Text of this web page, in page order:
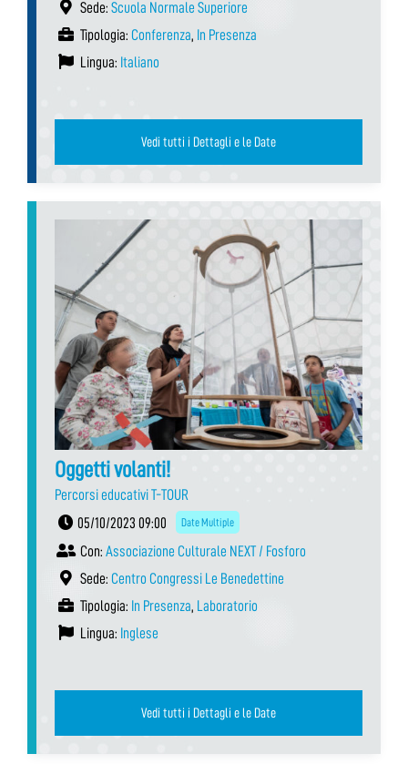
Sede: Scuola Normale Superiore
Tipologia: Conferenza, In Presenza
Lingua: Italiano
Vedi tutti i Dettagli e le Date
Oggetti volanti!
Percorsi educativi T-TOUR
05/10/2023 09:00
Date Multiple
Con: Associazione Culturale NEXT / Fosforo
Sede: Centro Congressi Le Benedettine
Tipologia: In Presenza, Laboratorio
Lingua: Inglese
Vedi tutti i Dettagli e le Date